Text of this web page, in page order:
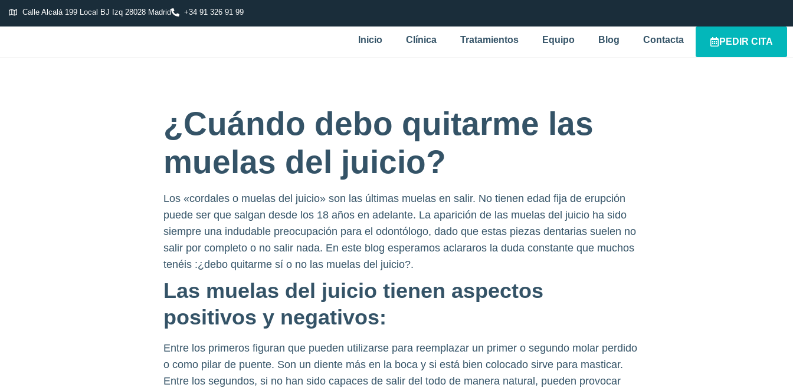
Calle Alcalá 199 Local BJ Izq 28028 Madrid +34 91 326 91 99
Inicio Clínica Tratamientos Equipo Blog Contacta PEDIR CITA
¿Cuándo debo quitarme las
muelas del juicio?
Los «cordales o muelas del juicio» son las últimas muelas en salir. No tienen edad fija de erupción
puede ser que salgan desde los 18 años en adelante. La aparición de las muelas del juicio ha sido
siempre una indudable preocupación para el odontólogo, dado que estas piezas dentarias suelen no
salir por completo o no salir nada. En este blog esperamos aclararos la duda constante que muchos
tenéis :¿debo quitarme sí o no las muelas del juicio?.
Las muelas del juicio tienen aspectos
positivos y negativos:
Entre los primeros figuran que pueden utilizarse para reemplazar un primer o segundo molar perdido
o como pilar de puente. Son un diente más en la boca y si está bien colocado sirve para masticar.
Entre los segundos, si no han sido capaces de salir del todo de manera natural, pueden provocar